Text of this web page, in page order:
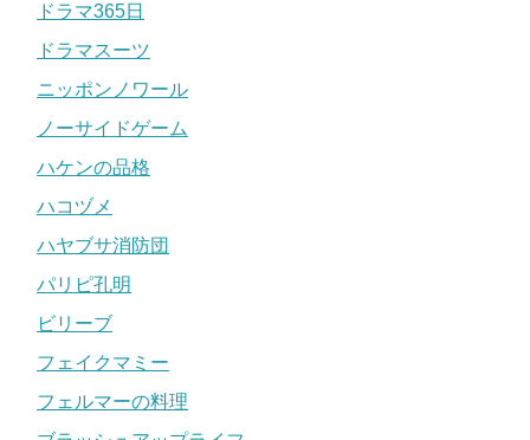
ドラマ365日
ドラマスーツ
ニッポンノワール
ノーサイドゲーム
ハケンの品格
ハコヅメ
ハヤブサ消防団
パリピ孔明
ビリーブ
フェイクマミー
フェルマーの料理